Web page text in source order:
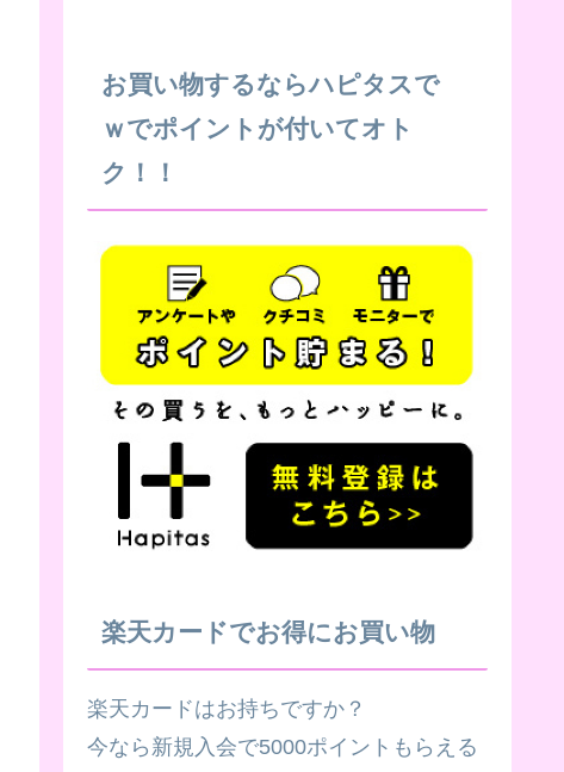
お買い物するならハピタスで
ｗでポイントが付いてオト
ク！！
楽天カードでお得にお買い物
楽天カードはお持ちですか？
今なら新規入会で5000ポイントもらえる